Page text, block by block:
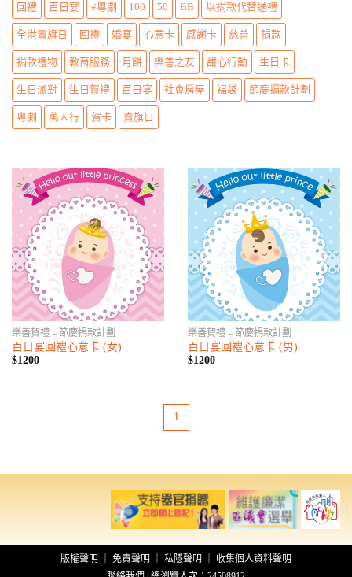
回禮 百日宴 #粵劇 100 50 BB 以捐款代替送禮
全港賣旗日 回禮 婚宴 心意卡 感謝卡 慈善 捐款
捐款禮物 教育服務 月餅 樂善之友 甜心行動 生日卡
生日派對 生日賀禮 百日宴 社會房屋 福袋 節慶捐款計劃
粵劇 萬人行 賀卡 賣旗日
樂善賀禮 – 節慶捐款計劃
百日宴回禮心意卡 (女)
$1200
樂善賀禮 – 節慶捐款計劃
百日宴回禮心意卡 (男)
$1200
1
版權聲明 免責聲明 私隱聲明
收集個人資料聲明